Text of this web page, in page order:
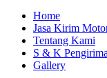
Home
Jasa Kirim
Tentang Kami
S & K
Gallery